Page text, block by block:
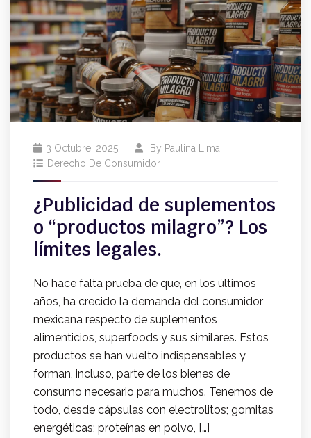
3 Octubre, 2025 By Paulina Lima
Derecho De Consumidor
¿Publicidad de suplementos
o “productos milagro”? Los
límites legales.
No hace falta prueba de que, en los últimos
años, ha crecido la demanda del consumidor
mexicana respecto de suplementos
alimenticios, superfoods y sus similares. Estos
productos se han vuelto indispensables y
forman, incluso, parte de los bienes de
consumo necesario para muchos. Tenemos de
todo, desde cápsulas con electrolitos; gomitas
energéticas; proteínas en polvo, […]